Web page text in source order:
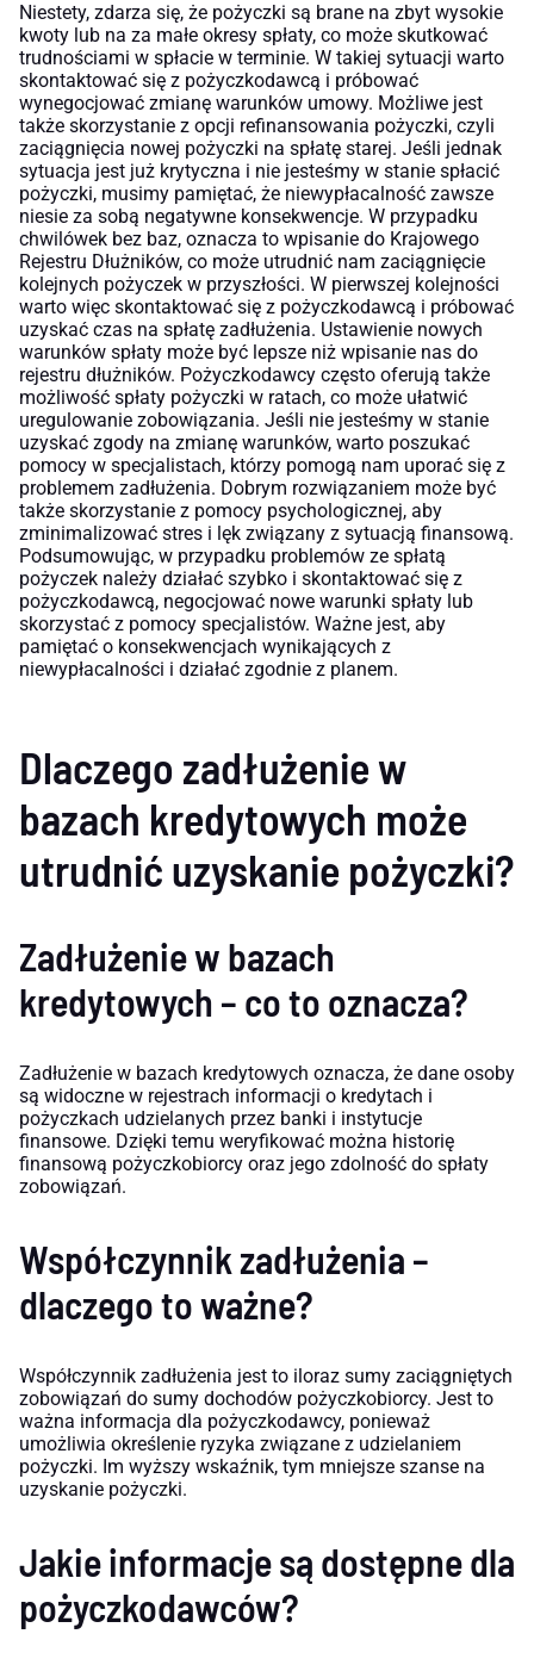
Niestety, zdarza się, że pożyczki są brane na zbyt wysokie
kwoty lub na za małe okresy spłaty, co może skutkować
trudnościami w spłacie w terminie. W takiej sytuacji warto
skontaktować się z pożyczkodawcą i próbować
wynegocjować zmianę warunków umowy. Możliwe jest
także skorzystanie z opcji refinansowania pożyczki, czyli
zaciągnięcia nowej pożyczki na spłatę starej. Jeśli jednak
sytuacja jest już krytyczna i nie jesteśmy w stanie spłacić
pożyczki, musimy pamiętać, że niewypłacalność zawsze
niesie za sobą negatywne konsekwencje. W przypadku
chwilówek bez baz, oznacza to wpisanie do Krajowego
Rejestru Dłużników, co może utrudnić nam zaciągnięcie
kolejnych pożyczek w przyszłości. W pierwszej kolejności
warto więc skontaktować się z pożyczkodawcą i próbować
uzyskać czas na spłatę zadłużenia. Ustawienie nowych
warunków spłaty może być lepsze niż wpisanie nas do
rejestru dłużników. Pożyczkodawcy często oferują także
możliwość spłaty pożyczki w ratach, co może ułatwić
uregulowanie zobowiązania. Jeśli nie jesteśmy w stanie
uzyskać zgody na zmianę warunków, warto poszukać
pomocy w specjalistach, którzy pomogą nam uporać się z
problemem zadłużenia. Dobrym rozwiązaniem może być
także skorzystanie z pomocy psychologicznej, aby
zminimalizować stres i lęk związany z sytuacją finansową.
Podsumowując, w przypadku problemów ze spłatą
pożyczek należy działać szybko i skontaktować się z
pożyczkodawcą, negocjować nowe warunki spłaty lub
skorzystać z pomocy specjalistów. Ważne jest, aby
pamiętać o konsekwencjach wynikających z
niewypłacalności i działać zgodnie z planem.
Dlaczego zadłużenie w
bazach kredytowych może
utrudnić uzyskanie pożyczki?
Zadłużenie w bazach
kredytowych – co to oznacza?
Zadłużenie w bazach kredytowych oznacza, że dane osoby
są widoczne w rejestrach informacji o kredytach i
pożyczkach udzielanych przez banki i instytucje
finansowe. Dzięki temu weryfikować można historię
finansową pożyczkobiorcy oraz jego zdolność do spłaty
zobowiązań.
Współczynnik zadłużenia –
dlaczego to ważne?
Współczynnik zadłużenia jest to iloraz sumy zaciągniętych
zobowiązań do sumy dochodów pożyczkobiorcy. Jest to
ważna informacja dla pożyczkodawcy, ponieważ
umożliwia określenie ryzyka związane z udzielaniem
pożyczki. Im wyższy wskaźnik, tym mniejsze szanse na
uzyskanie pożyczki.
Jakie informacje są dostępne dla
pożyczkodawców?